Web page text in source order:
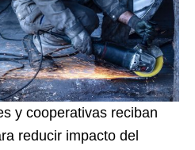
y cooperativas reciban
reducir impacto del